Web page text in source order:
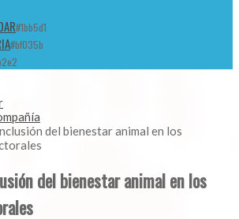
#1bb5d1
#bf035b
del bienestar animal en los
del bienestar animal en los